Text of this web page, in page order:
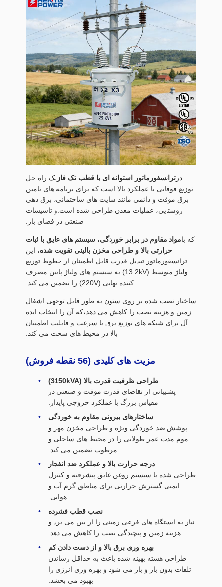
در ترانسفورماتور استوانه ای با قطب تک فاز یک راه حل
توزیع فوقانی با عملکرد بالا است که برای برنامه های تامین
برق موقت و دائمی مانند سایت های ساختمانی، برق دهی
روستایی، عملیات معدن طراحی شده است.و تاسیسات
صنعتی در فضای باز.
که بامواد مقاوم در برابر خوردگی، سیستم های عایق با ثبات
حرارتی بالا و طراحی مخزن بالینی تقویت شده، این
ترانسفورماتور تبدیل قدرت قابل اطمینان از خطوط توزیع
ولتاژ متوسط (13.2kV) به سیستم های ولتاژ پایین مصرف
کننده نهایی (220V) را تضمین می کند.
ساختار نصب شده بر روی ستون به طور قابل توجهی اشغال
زمین و هزینه نصب را کاهش می دهد،که آن را انتخاب ایده
آل برای شبکه های توزیع برق با سرعت و قابلیت اطمینان
بالا در محیط های سخت می کند.
مزیت های کلیدی (56 نقطه فروش)
طراحی ظرفیت قدرت بالا (3150kVA)
پشتیبانی از تقاضای قدرت موقت و صنعتی در
مقیاس بزرگ با عملکرد خروجی پایدار.
ساختارهای بیرونی مقاوم به خوردگی
پوشش ضد خوردگی ویژه و طراحی مخزن مهر و
موم مدت عمر طولانی را در محیط های ساحلی و
مرطوب تضمین می کند.
درجه حرارت بالا و عملکرد ضد انفجار
طراحی شده با سیستم روغن عایق پیشرفته و کنترل
ایمنی گسترش حرارتی برای مناطق گرم آب و
هوایی.
نصب قطب فشرده
نیاز به ایستگاه های فرعی زمینی را از بین می برد و
هزینه زمین و پیچیدگی نصب را کاهش می دهد.
بهره وری برق بالا و از دست دادن کم
طراحی هسته بهینه شده باعث به حداقل رساندن
تلفات بدون بار و بار می شود و بهره وری انرژی را
بهبود می بخشد.